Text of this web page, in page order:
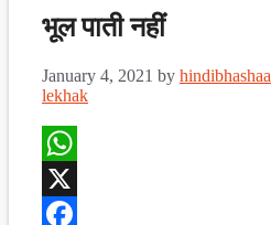
भूल पाती नहीं
January 4, 2021 by hindibhashaa
lekhak
WhatsApp
X